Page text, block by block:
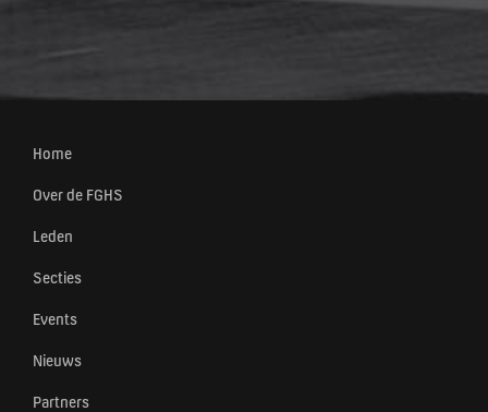
Home
Over de FGHS
Leden
Secties
Events
Nieuws
Partners